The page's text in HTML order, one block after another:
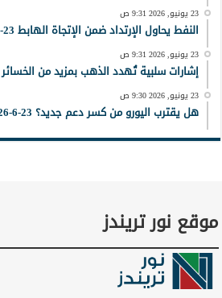
23 يونيو, 2026 9:31 ص
النفط يحاول الإرتداد ضمن الإتجاة الهابط 23-6-2026
23 يونيو, 2026 9:31 ص
إشارات سلبية تُهدد الذهب بمزيد من الخسائر 23-6-2026
23 يونيو, 2026 9:30 ص
هل يقترب اليورو من كسر دعم جديد؟ 23-6-2026
موقع نور تريندز